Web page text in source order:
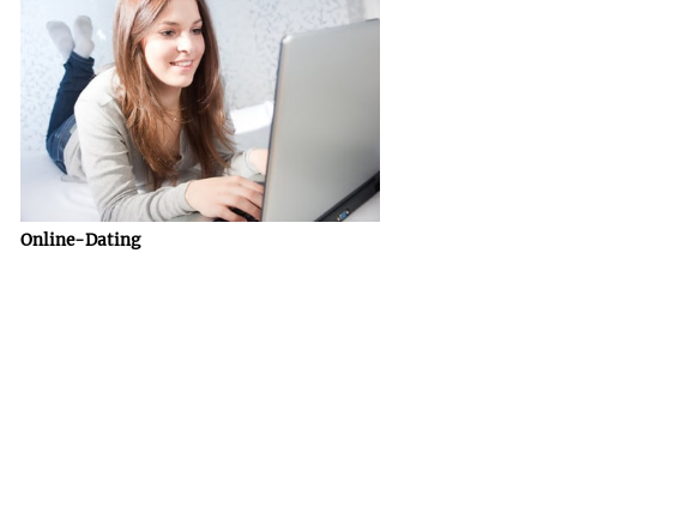
Online-Dating